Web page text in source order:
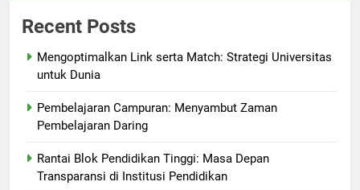
Recent Posts
Mengoptimalkan Link serta Match: Strategi Universitas
untuk Dunia
Pembelajaran Campuran: Menyambut Zaman
Pembelajaran Daring
Rantai Blok Pendidikan Tinggi: Masa Depan
Transparansi di Institusi Pendidikan